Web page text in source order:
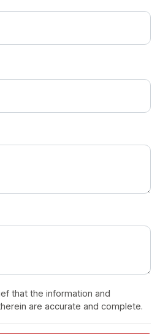
that the information and
are accurate and complete.